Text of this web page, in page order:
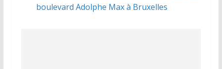
boulevard Adolphe Max à Bruxelles